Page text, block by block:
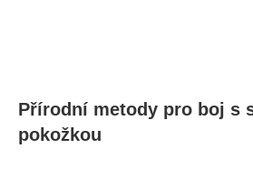
Přírodní metody pro boj s
pokožkou